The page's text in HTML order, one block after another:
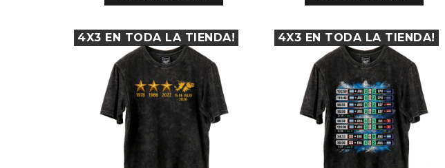
4X3 EN TODA LA TIENDA! 4X3 EN TODA LA TIENDA!